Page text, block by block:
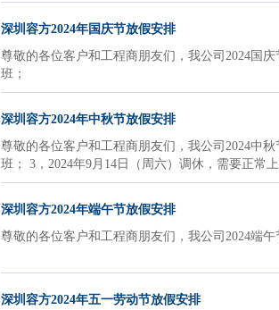
深圳容方2024年国庆节放假安排
尊敬的各位客户和工程商朋友们，我公司2024国
班；
深圳容方2024年中秋节放假安排
尊敬的各位客户和工程商朋友们，我公司2024中
班； 3，2024年9月14日（周六）调休，需要正常
深圳容方2024年端午节放假安排
尊敬的各位客户和工程商朋友们，我公司2024端
深圳容方2024年五一劳动节放假安排